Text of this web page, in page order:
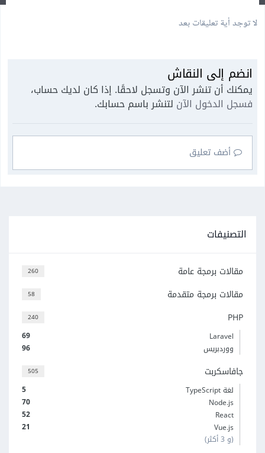
لا توجد أية تعليقات بعد
انضم إلى النقاش
يمكنك أن تنشر الآن وتسجل لاحقًا. إذا كان لديك حساب،
فسجل الدخول الآن لتنشر باسم حسابك.
أضف تعليق
التصنيفات
260 مقالات برمجة عامة
58 مقالات برمجة متقدمة
240 PHP
69
Laravel
96
ووردبريس
505 جافاسكربت
5
لغة TypeScript
70
Node.js
52
React
21
Vue.js
(و 3 أكثر)